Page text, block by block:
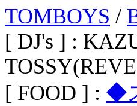
TOMBOYS /
[ DJ's ] :
[ FOOD ] : ◆